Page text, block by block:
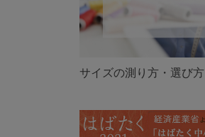
サイズの測り方・選び方